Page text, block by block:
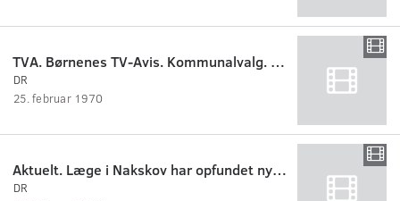
TVA. Børnenes TV-Avis. Kommunalvalg. Luftopt. af Odense by.
DR
25. februar 1970
Aktuelt. Læge i Nakskov har opfundet nyt talsprog.
DR